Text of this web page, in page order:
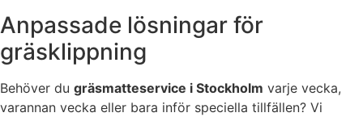
Anpassade lösningar för
gräsklippning
Behöver du gräsmatteservice i Stockholm varje vecka,
varannan vecka eller bara inför speciella tillfällen? Vi